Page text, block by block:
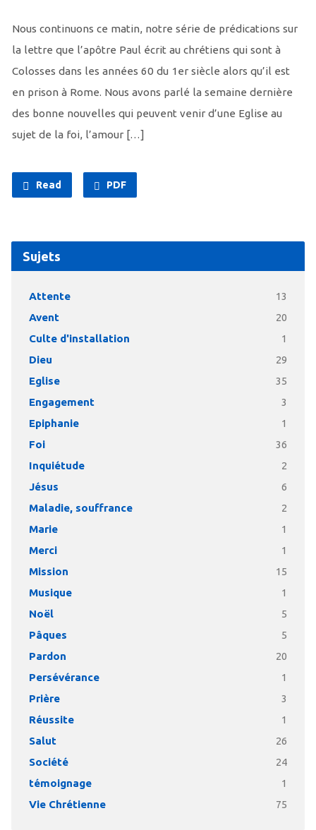
Nous continuons ce matin, notre série de prédications sur
la lettre que l’apôtre Paul écrit au chrétiens qui sont à
Colosses dans les années 60 du 1er siècle alors qu’il est
en prison à Rome. Nous avons parlé la semaine dernière
des bonne nouvelles qui peuvent venir d’une Eglise au
sujet de la foi, l’amour […]
Read PDF
Sujets
Attente 13
Avent 20
Culte d'installation 1
Dieu 29
Eglise 35
Engagement 3
Epiphanie 1
Foi 36
Inquiétude 2
Jésus 6
Maladie, souffrance 2
Marie 1
Merci 1
Mission 15
Musique 1
Noël 5
Pâques 5
Pardon 20
Persévérance 1
Prière 3
Réussite 1
Salut 26
Société 24
témoignage 1
Vie Chrétienne 75